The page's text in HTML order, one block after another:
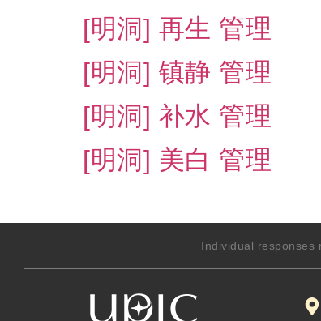
[明洞] 再生 管理
[明洞] 镇静 管理
[明洞] 补水 管理
[明洞] 美白 管理
Individual responses